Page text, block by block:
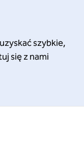
szybkie,
się z nami